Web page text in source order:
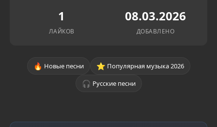
1
ЛАЙКОВ
08.03.2026
ДОБАВЛЕНО
🔥 Новые песни ⭐ Популярная музыка 2026
🎧 Русские песни